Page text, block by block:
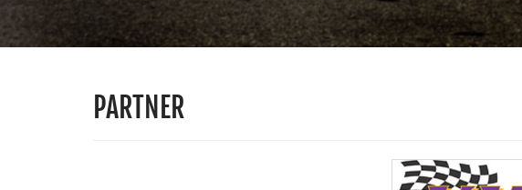
PARTNER